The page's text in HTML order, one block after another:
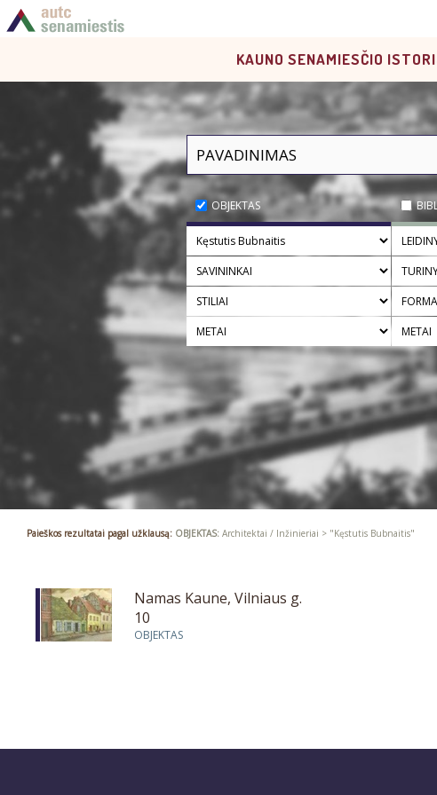
KAUNO SENAMIESČIO
OBJEKTAS
Paieškos rezultatai pagal užklausą: OBJEKTAS: Architektai / Inžinieriai > "Kęstutis Bubnaitis"
Namas Kaune, Vilniaus g.
10
OBJEKTAS